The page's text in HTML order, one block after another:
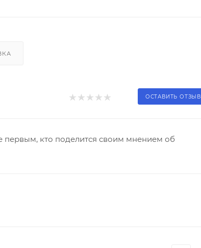
ОСТАВИТЬ ОТЗЫВ
первым, кто поделится своим мнением об